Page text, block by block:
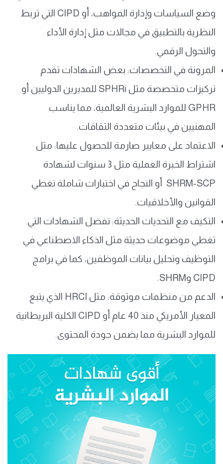
وضع السياسات وإدارة المواهب، أو CIPD التي تربط
النظرية بالتطبيق في مجالات مثل إدارة الأداء
والتحول الرقمي.
المرونة في التخصصات: بعض الشهادات تقدم
تركيزات متخصصة مثل SPHRi للمديرين الدوليين أو
GPHR للموارد البشرية العالمية، مما يناسب
المهنيين في بيئات متعددة الثقافات.
الاعتماد على معايير صارمة للحصول عليها: مثل
اشتراط الخبرة العملية مثل 3 سنوات لشهادة
SHRM-SCP أو النجاح في اختبارات شاملة تغطي
القوانين والأخلاقيات.
التكيف مع التحديات الحديثة: تفضل الشهادات التي
تغطي موضوعات حديثة مثل الذكاء الاصطناعي في
التوظيف وتحليل بيانات الموظفين، كما في برامج
CIPD وSHRM.
الدعم من منظمات موثوقة: مثل HRCI الذي يتبع
المعيار الأمريكي منذ 40 عام أو CIPD الكلية البريطانية
للموارد البشرية مما يضمن جودة المحتوى.